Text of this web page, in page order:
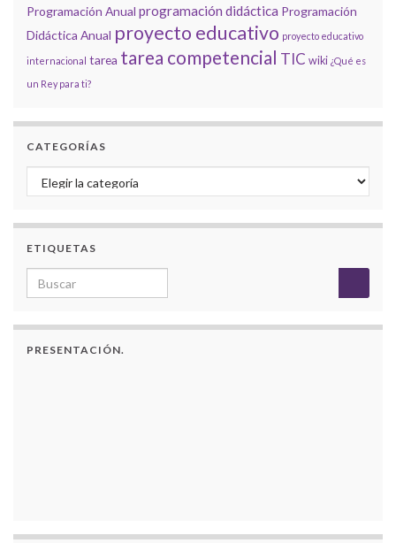
Programación Anual programación didáctica Programación
Didáctica Anual proyecto educativo proyecto educativo
internacional tarea tarea competencial TIC wiki ¿Qué es
un Rey para ti?
CATEGORÍAS
Categorías
ETIQUETAS
Search for:
PRESENTACIÓN.